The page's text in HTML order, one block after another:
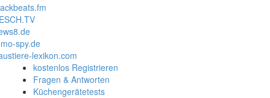
spy.de
lexikon.com
kostenlos Registrieren
Fragen & Antworten
Küchengerätetests